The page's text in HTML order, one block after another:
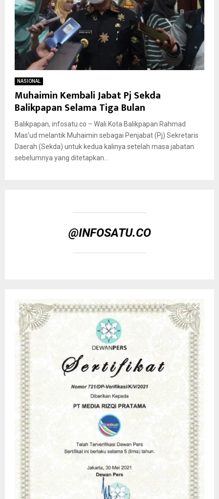
NASIONAL
Muhaimin Kembali Jabat Pj Sekda
Balikpapan Selama Tiga Bulan
Balikpapan, infosatu.co – Wali Kota Balikpapan Rahmad
Mas’ud melantik Muhaimin sebagai Penjabat (Pj) Sekretaris
Daerah (Sekda) untuk kedua kalinya setelah masa jabatan
sebelumnya yang ditetapkan...
@INFOSATU.CO